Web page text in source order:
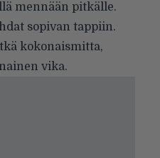
mennään pitkälle.
sopivan tappiin.
kokonaismitta,
vika.